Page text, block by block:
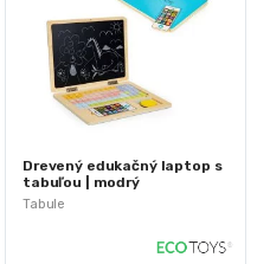
Tabule
Drevený edukačný laptop s
tabuľou | modrý